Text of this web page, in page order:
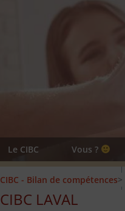
Le CIBC Vous ?
CIBC - Bilan de compétences>
CIBC LAVAL